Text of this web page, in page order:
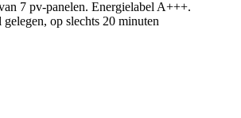
7 pv-panelen. Energielabel A+++.
op slechts 20 minuten